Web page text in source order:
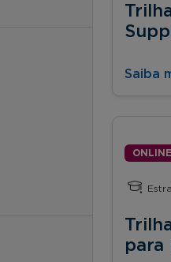
Saiba
ONLINE
para